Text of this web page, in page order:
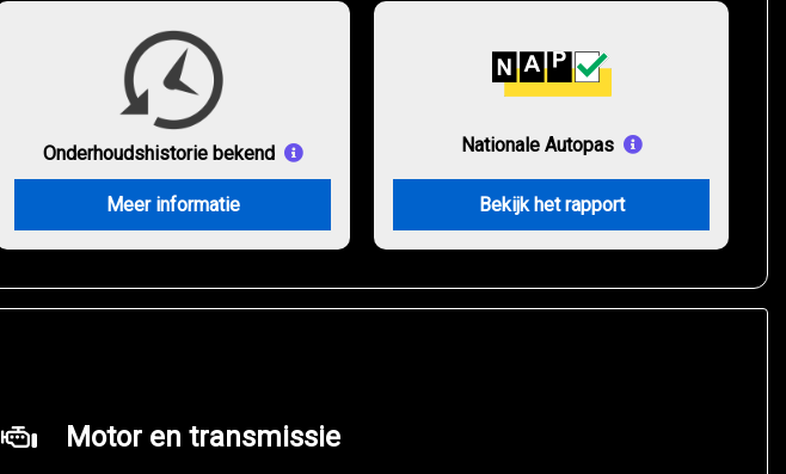
Onderhoudshistorie bekend
Meer informatie
Nationale Autopas
Bekijk het rapport
Motor en transmissie